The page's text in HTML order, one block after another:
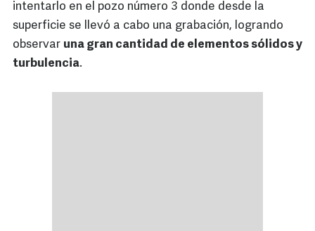
intentarlo en el pozo número 3 donde desde la
superficie se llevó a cabo una grabación, logrando
observar una gran cantidad de elementos sólidos y
turbulencia.